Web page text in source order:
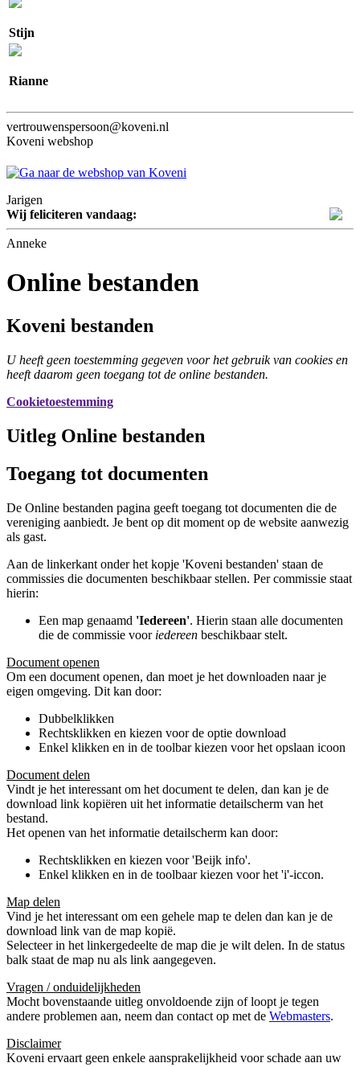
Stijn
Rianne
vertrouwenspersoon@koveni.nl
Koveni webshop
Jarigen
Wij feliciteren vandaag:
Anneke
Online bestanden
Koveni bestanden
U heeft geen toestemming gegeven voor het gebruik van cookies en
heeft daarom geen toegang tot de online bestanden.
Cookietoestemming
Uitleg Online bestanden
Toegang tot documenten
De Online bestanden pagina geeft toegang tot documenten die de
vereniging aanbiedt. Je bent op dit moment op de website aanwezig
als gast.
Aan de linkerkant onder het kopje 'Koveni bestanden' staan de
commissies die documenten beschikbaar stellen. Per commissie staat
hierin:
Een map genaamd 'Iedereen'. Hierin staan alle documenten
die de commissie voor iedereen beschikbaar stelt.
Document openen
Om een document openen, dan moet je het downloaden naar je
eigen omgeving. Dit kan door:
Dubbelklikken
Rechtsklikken en kiezen voor de optie download
Enkel klikken en in de toolbar kiezen voor het opslaan icoon
Document delen
Vindt je het interessant om het document te delen, dan kan je de
download link kopiëren uit het informatie detailscherm van het
bestand.
Het openen van het informatie detailscherm kan door:
Rechtsklikken en kiezen voor 'Beijk info'.
Enkel klikken en in de toolbaar kiezen voor het 'i'-iccon.
Map delen
Vind je het interessant om een gehele map te delen dan kan je de
download link van de map kopië.
Selecteer in het linkergedeelte de map die je wilt delen. In de status
balk staat de map nu als link aangegeven.
Vragen / onduidelijkheden
Mocht bovenstaande uitleg onvoldoende zijn of loopt je tegen
andere problemen aan, neem dan contact op met de Webmasters.
Disclaimer
Koveni ervaart geen enkele aansprakelijkheid voor schade aan uw